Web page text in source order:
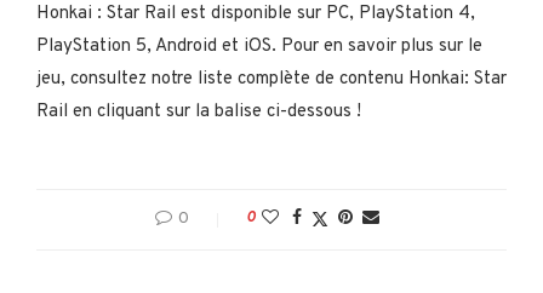
Honkai : Star Rail est disponible sur PC, PlayStation 4,
PlayStation 5, Android et iOS. Pour en savoir plus sur le
jeu, consultez notre liste complète de contenu Honkai: Star
Rail en cliquant sur la balise ci-dessous !
0 0